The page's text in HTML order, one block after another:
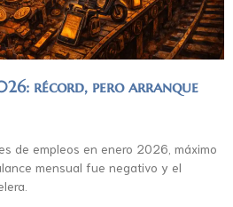
récord, pero arranque
de empleos en enero 2026, máximo
mensual fue negativo y el